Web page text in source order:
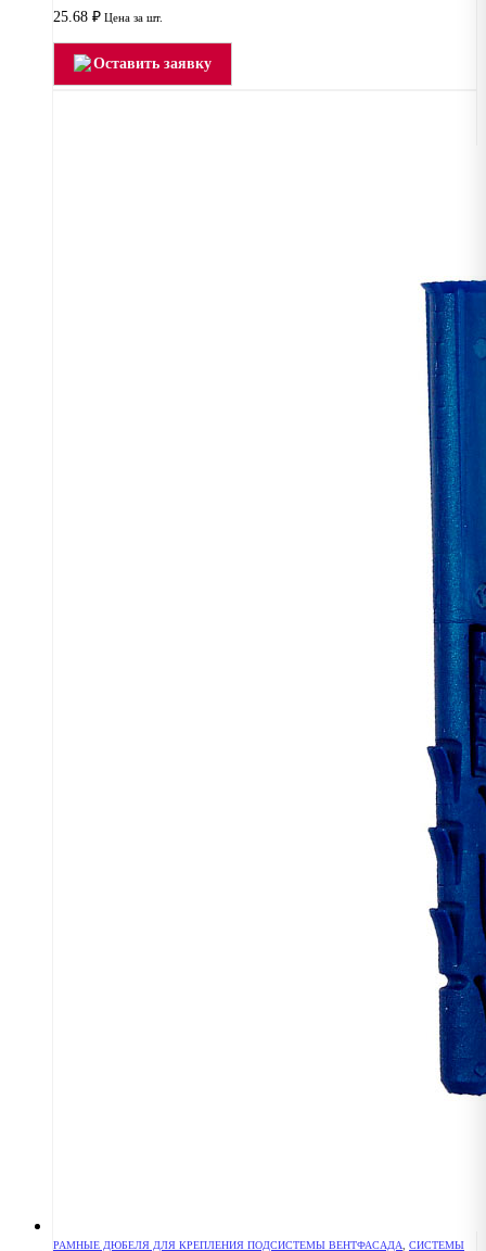
25.68 ₽ Цена за шт.
Оставить заявку
РАМНЫЕ ДЮБЕЛЯ ДЛЯ КРЕПЛЕНИЯ ПОДСИСТЕМЫ ВЕНТФАСАДА СИСТЕМЫ